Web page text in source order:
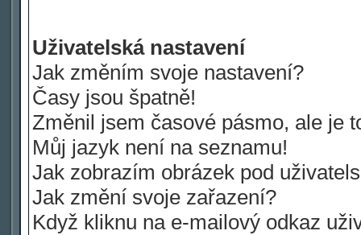
Uživatelská nastavení
Jak změním svoje nastavení?
Časy jsou špatně!
Změnil jsem časové pásmo, ale je
Můj jazyk není na seznamu!
Jak zobrazím obrázek pod
Jak změní svoje zařazení?
Když kliknu na e-mailový odkaz